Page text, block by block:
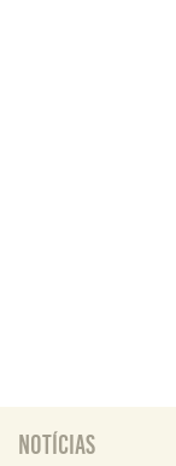
Notícias